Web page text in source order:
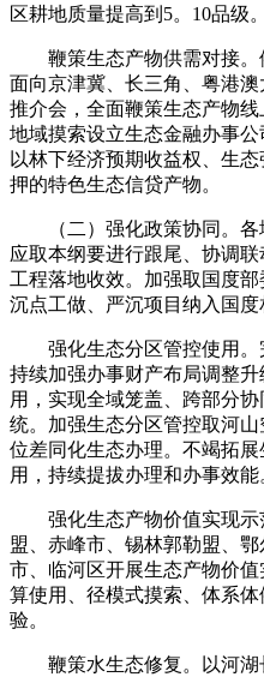
区耕地质量提高到5。10品级。
鞭策生态产物供需对接。
面向京津冀、长三角、粤港
推介会，全面鞭策生态产物
地域摸索设立生态金融办事
以林下经济预期收益权、生
押的特色生态信贷产物。
（二）强化政策协同。各
应取本纲要进行跟尾、协调联
工程落地收效。加强取国度
沉点工做、严沉项目纳入国度
强化生态分区管控使用。
持续加强办事财产布局调整
用，实现全域笼盖、跨部分
统。加强生态分区管控取河
位差同化生态办理。不竭拓
用，持续提拔办理和办事效能
强化生态产物价值实现示
盟、赤峰市、锡林郭勒盟、
市、临河区开展生态产物价
算使用、径模式摸索、体系
验。
鞭策水生态修复。以河湖